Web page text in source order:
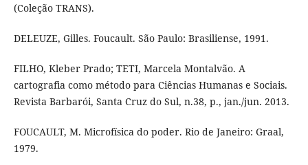
(Coleção TRANS).
DELEUZE, Gilles. Foucault. São Paulo: Brasiliense, 1991.
FILHO, Kleber Prado; TETI, Marcela Montalvão. A
cartografia como método para Ciências Humanas e Sociais.
Revista Barbarói, Santa Cruz do Sul, n.38, p., jan./jun. 2013.
FOUCAULT, M. Microfísica do poder. Rio de Janeiro: Graal,
1979.